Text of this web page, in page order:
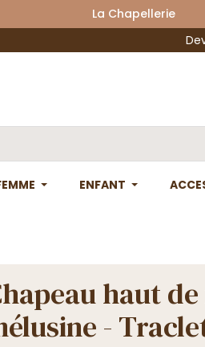
La Chapellerie
ENFANT
haut
-